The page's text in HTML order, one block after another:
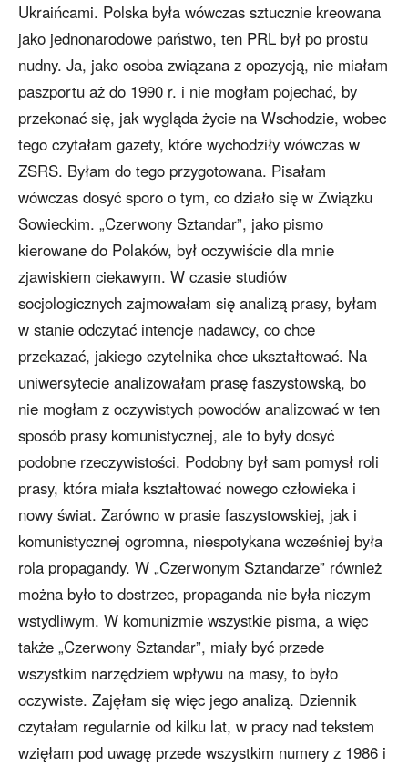
Ukraińcami. Polska była wówczas sztucznie kreowana
jako jednonarodowe państwo, ten PRL był po prostu
nudny. Ja, jako osoba związana z opozycją, nie miałam
paszportu aż do 1990 r. i nie mogłam pojechać, by
przekonać się, jak wygląda życie na Wschodzie, wobec
tego czytałam gazety, które wychodziły wówczas w
ZSRS. Byłam do tego przygotowana. Pisałam
wówczas dosyć sporo o tym, co działo się w Związku
Sowieckim. „Czerwony Sztandar”, jako pismo
kierowane do Polaków, był oczywiście dla mnie
zjawiskiem ciekawym. W czasie studiów
socjologicznych zajmowałam się analizą prasy, byłam
w stanie odczytać intencje nadawcy, co chce
przekazać, jakiego czytelnika chce ukształtować. Na
uniwersytecie analizowałam prasę faszystowską, bo
nie mogłam z oczywistych powodów analizować w ten
sposób prasy komunistycznej, ale to były dosyć
podobne rzeczywistości. Podobny był sam pomysł roli
prasy, która miała kształtować nowego człowieka i
nowy świat. Zarówno w prasie faszystowskiej, jak i
komunistycznej ogromna, niespotykana wcześniej była
rola propagandy. W „Czerwonym Sztandarze” również
można było to dostrzec, propaganda nie była niczym
wstydliwym. W komunizmie wszystkie pisma, a więc
także „Czerwony Sztandar”, miały być przede
wszystkim narzędziem wpływu na masy, to było
oczywiste. Zajęłam się więc jego analizą. Dziennik
czytałam regularnie od kilku lat, w pracy nad tekstem
wzięłam pod uwagę przede wszystkim numery z 1986 i